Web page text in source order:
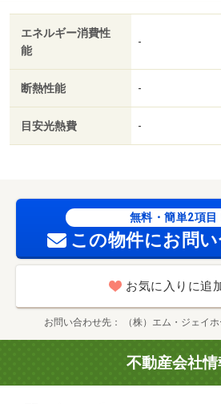
エネルギー消費性
能
-
断熱性能 -
目安光熱費 -
無料・簡単2項目
この物件にお問
お気に入りに追
お問い合わせ先 （株）エム・ジェイ
不動産会社情